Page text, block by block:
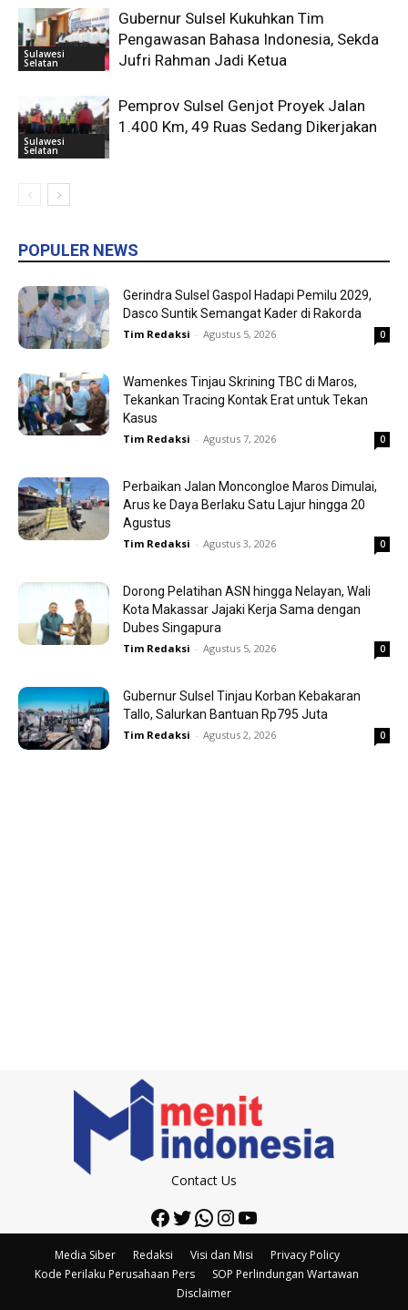
Sulawesi
Selatan
Gubernur Sulsel Kukuhkan Tim
Pengawasan Bahasa Indonesia, Sekda
Jufri Rahman Jadi Ketua
Sulawesi
Selatan
Pemprov Sulsel Genjot Proyek Jalan
1.400 Km, 49 Ruas Sedang Dikerjakan
POPULER NEWS
Gerindra Sulsel Gaspol Hadapi Pemilu 2029,
Dasco Suntik Semangat Kader di Rakorda
Tim Redaksi - Agustus 5, 2026 0
Wamenkes Tinjau Skrining TBC di Maros,
Tekankan Tracing Kontak Erat untuk Tekan
Kasus
Tim Redaksi - Agustus 7, 2026 0
Perbaikan Jalan Moncongloe Maros Dimulai,
Arus ke Daya Berlaku Satu Lajur hingga 20
Agustus
Tim Redaksi - Agustus 3, 2026 0
Dorong Pelatihan ASN hingga Nelayan, Wali
Kota Makassar Jajaki Kerja Sama dengan
Dubes Singapura
Tim Redaksi - Agustus 5, 2026 0
Gubernur Sulsel Tinjau Korban Kebakaran
Tallo, Salurkan Bantuan Rp795 Juta
Tim Redaksi - Agustus 2, 2026 0
Contact Us
Facebook
Twitter
WhatsApp
Instagram
YouTube
Media Siber Redaksi Visi dan Misi
Privacy Policy
Kode Perilaku Perusahaan Pers
SOP Perlindungan Wartawan
Disclaimer